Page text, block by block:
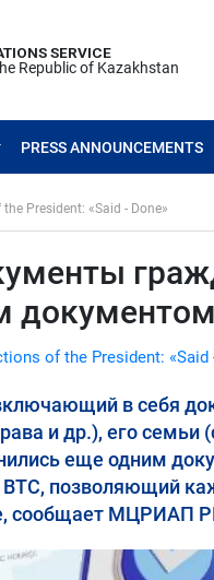
SERVICE
Republic of Kazakhstan
PRESS ANNOUNCEMENTS
President: «Said - Done»
документом
of the President: «Said
в себя
и др.), его семьи
еще одним
позволяющий
сообщает МЦРИАП